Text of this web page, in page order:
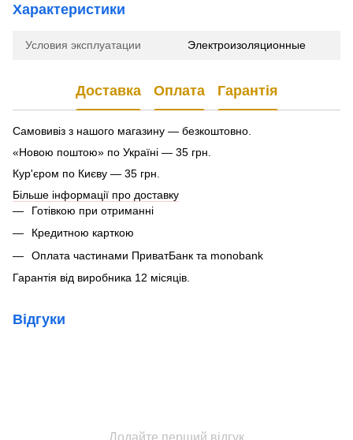
Характеристики
Условия эксплуатации Электроизоляционные
Доставка Оплата Гарантія
Самовивіз з нашого магазину — безкоштовно.
«Новою поштою» по Україні — 35 грн.
Кур'єром по Києву — 35 грн.
Більше інформації про доставку
Готівкою при отриманні
Кредитною карткою
Оплата частинами ПриватБанк та monobank
Гарантія від виробника 12 місяців.
Відгуки
Додайте перший відгук